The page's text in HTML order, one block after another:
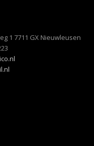
1 7711 GX Nieuwleusen